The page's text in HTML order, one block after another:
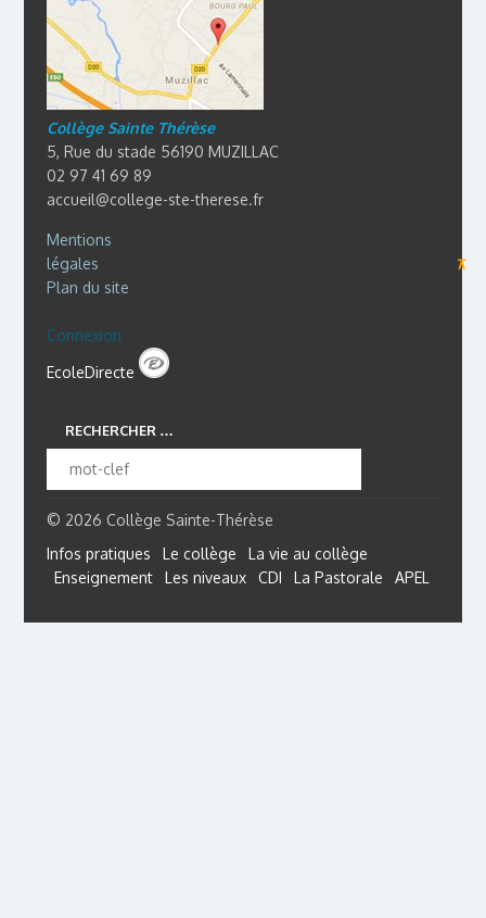
Collège Sainte Thérèse
5, Rue du stade 56190 MUZILLAC
02 97 41 69 89
accueil@college-ste-therese.fr
Mentions
légales
⊼
Plan du site
Connexion
EcoleDirecte
RECHERCHER …
© 2026 Collège Sainte-Thérèse
Infos pratiques
Le collège
La vie au collège
Enseignement
Les niveaux CDI La Pastorale APEL